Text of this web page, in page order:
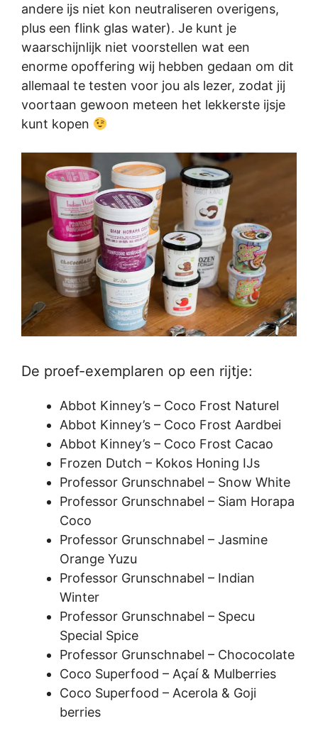
andere ijs niet kon neutraliseren overigens,
plus een flink glas water). Je kunt je
waarschijnlijk niet voorstellen wat een
enorme opoffering wij hebben gedaan om dit
allemaal te testen voor jou als lezer, zodat jij
voortaan gewoon meteen het lekkerste ijsje
kunt kopen
De proef-exemplaren op een rijtje:
Abbot Kinney’s – Coco Frost Naturel
Abbot Kinney’s – Coco Frost Aardbei
Abbot Kinney’s – Coco Frost Cacao
Frozen Dutch – Kokos Honing IJs
Professor Grunschnabel – Snow White
Professor Grunschnabel – Siam Horapa
Coco
Professor Grunschnabel – Jasmine
Orange Yuzu
Professor Grunschnabel – Indian
Winter
Professor Grunschnabel – Specu
Special Spice
Professor Grunschnabel – Chococolate
Coco Superfood – Açaí & Mulberries
Coco Superfood – Acerola & Goji
berries